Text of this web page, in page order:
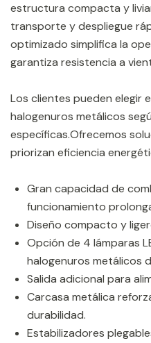
estructura compacta y
transporte y despliegue
optimizado simplifica la
garantiza resistencia a
Los clientes pueden elegir
halogenuros metálicos
específicas.Ofrecemos
priorizan eficiencia
Gran capacidad de
funcionamiento
Diseño compacto y
Opción de 4 lámparas
halogenuros metálicos
Salida adicional para
Carcasa metálica
durabilidad.
Estabilizadores